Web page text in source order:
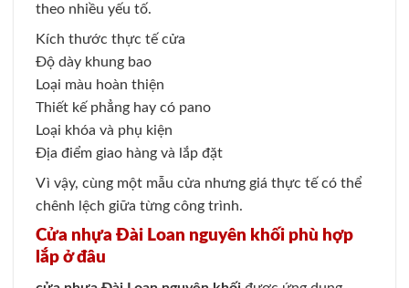
theo nhiều yếu tố.
Kích thước thực tế cửa
Độ dày khung bao
Loại màu hoàn thiện
Thiết kế phẳng hay có pano
Loại khóa và phụ kiện
Địa điểm giao hàng và lắp đặt
Vì vậy, cùng một mẫu cửa nhưng giá thực tế có thể
chênh lệch giữa từng công trình.
Cửa nhựa Đài Loan nguyên khối phù hợp
lắp ở đâu